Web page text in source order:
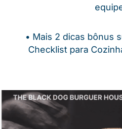
• Mais 2 dicas bônus
Checklist para